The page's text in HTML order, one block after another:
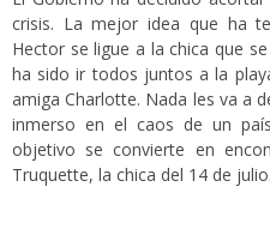
crisis. La mejor idea que ha
Hector se ligue a la chica que
ha sido ir todos juntos a la
amiga Charlotte. Nada les va a
inmerso en el caos de un
objetivo se convierte en
Truquette, la chica del 14 de julio.